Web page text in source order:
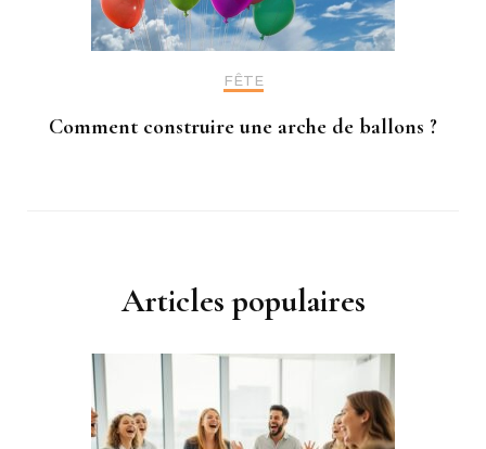
FÊTE
Comment construire une arche de ballons ?
Articles populaires